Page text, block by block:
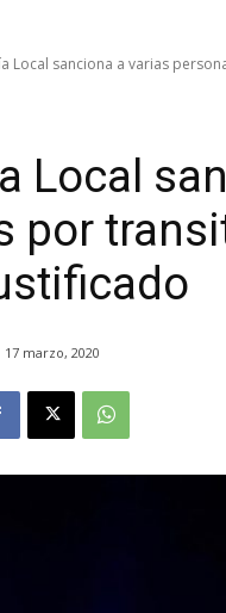
Local sanciona a varias
Local
por
17 marzo, 2020